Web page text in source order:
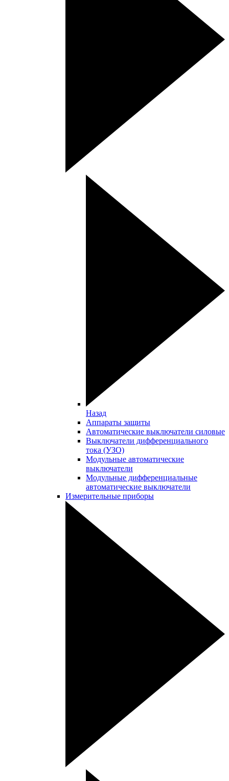
Назад
Аппараты защиты
Автоматические выключатели силовые
Выключатели дифференциального
тока (УЗО)
Модульные автоматические
выключатели
Модульные дифференциальные
автоматические выключатели
Измерительные приборы